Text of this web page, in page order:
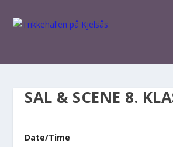
SAL & SCENE 8.
Date/Time